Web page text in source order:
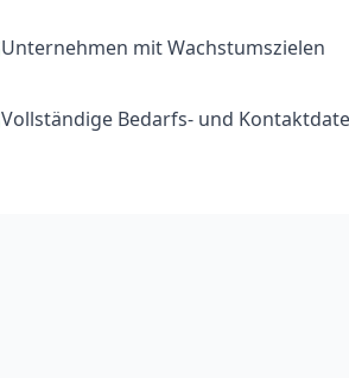
Unternehmen mit Wachstumszielen
Vollständige Bedarfs- und